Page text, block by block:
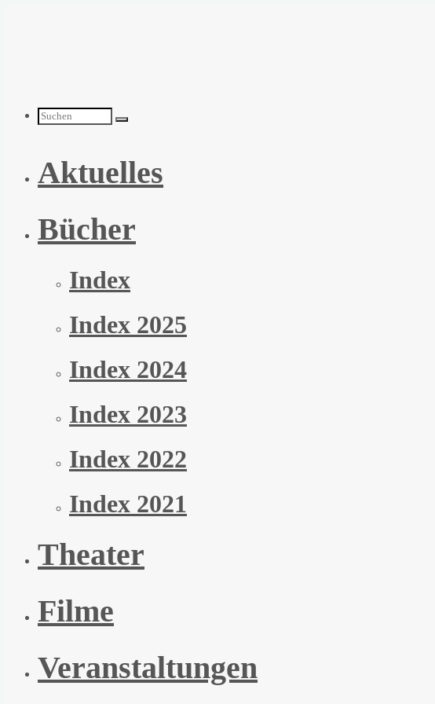
Suchen
nach:
Aktuelles
Bücher
Index
Index 2025
Index 2024
Index 2023
Index 2022
Index 2021
Theater
Filme
Veranstaltungen